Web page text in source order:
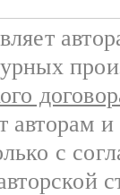
авторам
с